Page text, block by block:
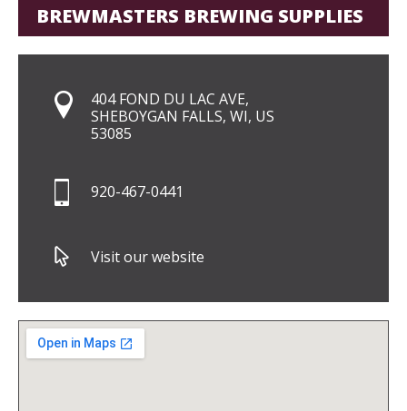
BREWMASTERS BREWING SUPPLIES
404 FOND DU LAC AVE,
SHEBOYGAN FALLS, WI, US
53085
920-467-0441
Visit our website